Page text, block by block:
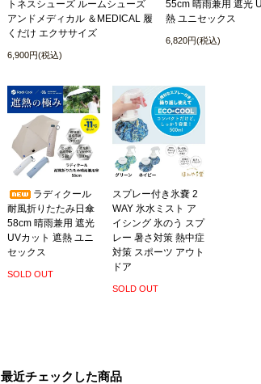
トネスシューズ ルームシューズ
アンドメディカル ＆MEDICAL 履
くだけ エクササイズ
6,900円(税込)
55cm 晴雨兼用 遮光
熱 ユニセックス
6,820円(税込)
ラディクール
耐風折りたたみ日傘
58cm 晴雨兼用 遮光
UVカット 遮熱 ユニ
セックス
SOLD OUT
スプレー付き氷嚢 2
WAY 氷水ミスト ア
イシング 氷のう スプ
レー 暑さ対策 熱中症
対策 スポーツ アウト
ドア
SOLD OUT
最近チェックした商品